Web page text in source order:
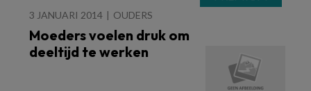
3 JANUARI 2014 OUDERS
Moeders voelen druk om
deeltijd te werken